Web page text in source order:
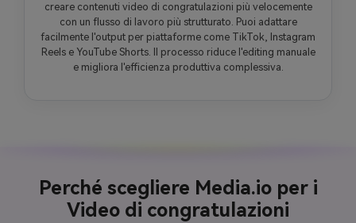
creare contenuti video di congratulazioni più velocemente
con un flusso di lavoro più strutturato. Puoi adattare
facilmente l'output per piattaforme come TikTok, Instagram
Reels e YouTube Shorts. Il processo riduce l'editing manuale
e migliora l'efficienza produttiva complessiva.
Perché scegliere Media.io per i
Video di congratulazioni